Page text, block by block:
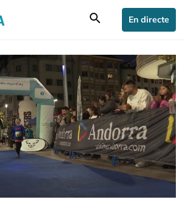
search En directe